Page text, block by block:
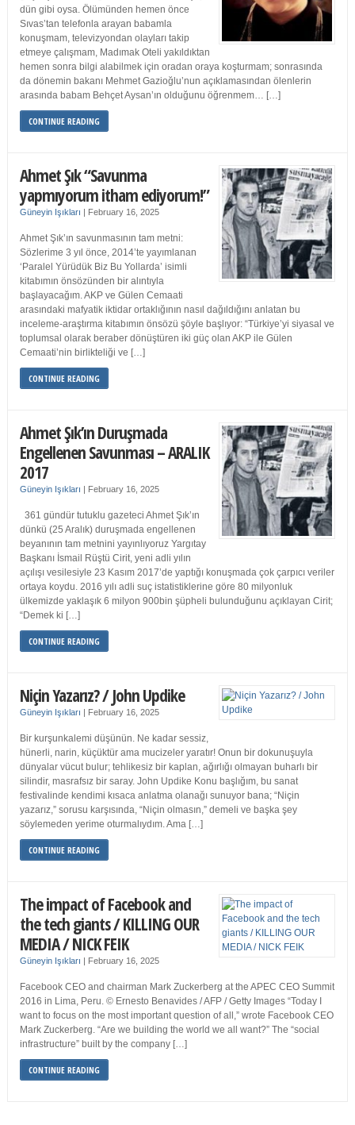
dün gibi oysa. Ölümünden hemen önce
Sıvas’tan telefonla arayan babamla
konuşmam, televizyondan olayları takip
etmeye çalışmam, Madımak Oteli yakıldıktan
hemen sonra bilgi alabilmek için oradan oraya koşturmam; sonrasında
da dönemin bakanı Mehmet Gazioğlu’nun açıklamasından ölenlerin
arasında babam Behçet Aysan’ın olduğunu öğrenmem… […]
CONTINUE READING
Ahmet Şık “Savunma
yapmıyorum itham ediyorum!”
Güneyin Işıkları | February 16, 2025
Ahmet Şık’ın savunmasının tam metni:
Sözlerime 3 yıl önce, 2014’te yayımlanan
‘Paralel Yürüdük Biz Bu Yollarda’ isimli
kitabımın önsözünden bir alıntıyla
başlayacağım. AKP ve Gülen Cemaati
arasındaki mafyatik iktidar ortaklığının nasıl dağıldığını anlatan bu
inceleme-araştırma kitabımın önsözü şöyle başlıyor: “Türkiye’yi siyasal ve
toplumsal olarak beraber dönüştüren iki güç olan AKP ile Gülen
Cemaati’nin birlikteliği ve […]
CONTINUE READING
Ahmet Şık’ın Duruşmada
Engellenen Savunması – ARALIK
2017
Güneyin Işıkları | February 16, 2025
361 gündür tutuklu gazeteci Ahmet Şık’ın
dünkü (25 Aralık) duruşmada engellenen
beyanının tam metnini yayınlıyoruz Yargıtay
Başkanı İsmail Rüştü Cirit, yeni adli yılın
açılışı vesilesiyle 23 Kasım 2017’de yaptığı konuşmada çok çarpıcı veriler
ortaya koydu. 2016 yılı adli suç istatistiklerine göre 80 milyonluk
ülkemizde yaklaşık 6 milyon 900bin şüpheli bulunduğunu açıklayan Cirit;
“Demek ki […]
CONTINUE READING
Niçin Yazarız? / John Updike
Güneyin Işıkları | February 16, 2025
Bir kurşunkalemi düşünün. Ne kadar sessiz,
hünerli, narin, küçüktür ama mucizeler yaratır! Onun bir dokunuşuyla
dünyalar vücut bulur; tehlikesiz bir kaplan, ağırlığı olmayan buharlı bir
silindir, masrafsız bir saray. John Updike Konu başlığım, bu sanat
festivalinde kendimi kısaca anlatma olanağı sunuyor bana; “Niçin
yazarız,” sorusu karşısında, “Niçin olmasın,” demeli ve başka şey
söylemeden yerime oturmalıydım. Ama […]
CONTINUE READING
The impact of Facebook and
the tech giants / KILLING OUR
MEDIA / NICK FEIK
Güneyin Işıkları | February 16, 2025
Facebook CEO and chairman Mark Zuckerberg at the APEC CEO Summit
2016 in Lima, Peru. © Ernesto Benavides / AFP / Getty Images “Today I
want to focus on the most important question of all,” wrote Facebook CEO
Mark Zuckerberg. “Are we building the world we all want?” The “social
infrastructure” built by the company […]
CONTINUE READING